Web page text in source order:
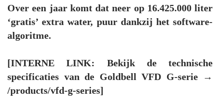
Over een jaar komt dat neer op 16.425.000 liter
‘gratis’ extra water, puur dankzij het software-
algoritme.
[INTERNE LINK: Bekijk de technische
specificaties van de Goldbell VFD G-serie →
/products/vfd-g-series]